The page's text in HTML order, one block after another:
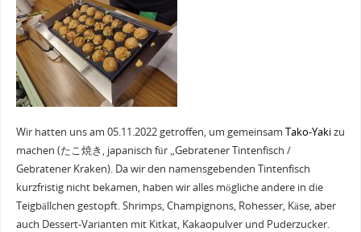
Wir hatten uns am 05.11.2022 getroffen, um gemeinsam Tako-Yakizu
machen (たこ焼き, japanisch für „Gebratener Tintenfisch /
Gebratener Kraken). Da wir den namensgebenden Tintenfisch
kurzfristig nicht bekamen, haben wir alles mögliche andere in die
Teigbällchen gestopft. Shrimps, Champignons, Rohesser, Käse, aber
auch Dessert-Varianten mit Kitkat, Kakaopulver und Puderzucker.